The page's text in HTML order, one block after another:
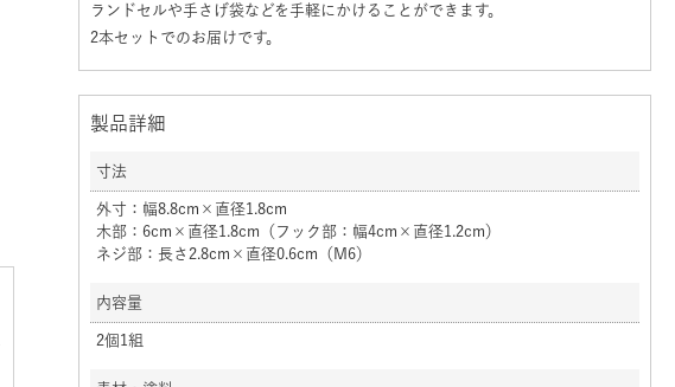
ランドセルや手さげ袋などを手軽にかけることができます。
2本セットでのお届けです。
製品詳細
寸法
外寸：幅8.8cm×直径1.8cm
木部：6cm×直径1.8cm（フック部：幅4cm×直径1.2cm）
ネジ部：長さ2.8cm×直径0.6cm（M6）
内容量
2個1組